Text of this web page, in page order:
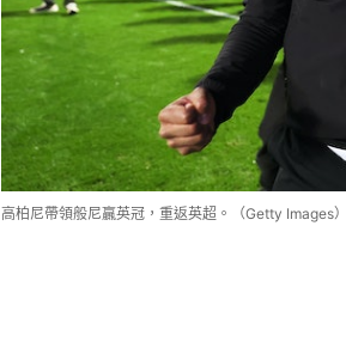
高柏尼帶領般尼贏英冠，重返英超。（Getty Images